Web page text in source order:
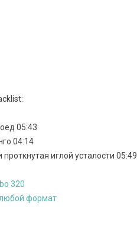
05:43
04:14
иглой усталости 05:49
320
формат